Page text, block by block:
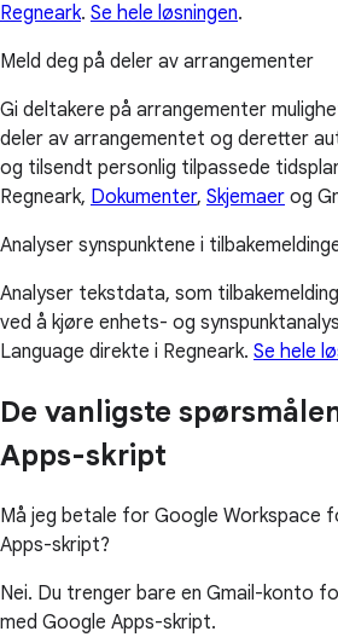
Regneark. Se hele løsningen.
Meld deg på deler av arrangementer
Gi deltakere på arrangementer
deler av arrangementet og deretter
og tilsendt personlig tilpassede
Regneark, Dokumenter, Skjemaer og
Analyser synspunktene i
Analyser tekstdata, som
ved å kjøre enhets- og
Language direkte i Regneark. Se hele
De vanligste
Apps-skript
Må jeg betale for Google Workspace
Apps-skript?
Nei. Du trenger bare en Gmail-konto
med Google Apps-skript.